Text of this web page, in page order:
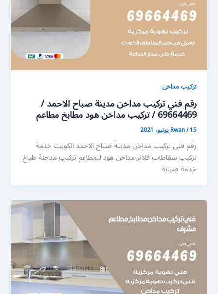
تركيب مداخن
رقم فني تركيب مداخن مدينة صباح الاحمد /
69664469 / تركيب مداخن هود مطابخ مطاعم
Rwan/15 يونيو، 2021
رقم فني تركيب مداخن مدينة صباح الاحمد الكويت خدمة
تركيب شفاطات فلاتر مداخن هود للمطاعم تركيب مدخنة طباخ
خدمة صيانة